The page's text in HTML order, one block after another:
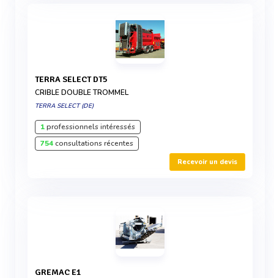
TERRA SELECT DT5
CRIBLE DOUBLE TROMMEL
TERRA SELECT (DE)
1professionnels intéressés
754consultations récentes
Recevoir un devis
GREMAC E1